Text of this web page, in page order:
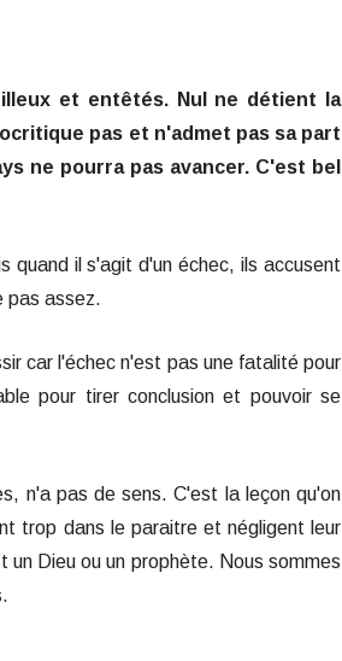
et entêtés. Nul ne détient la
pas et n'admet pas sa part
ne pourra pas avancer. C'est bel
quand il s'agit d'un échec, ils accusent
pas assez.
car l'échec n'est pas une fatalité pour
pour tirer conclusion et pouvoir se
n'a pas de sens. C'est la leçon qu'on
trop dans le paraitre et négligent leur
Dieu ou un prophète. Nous sommes